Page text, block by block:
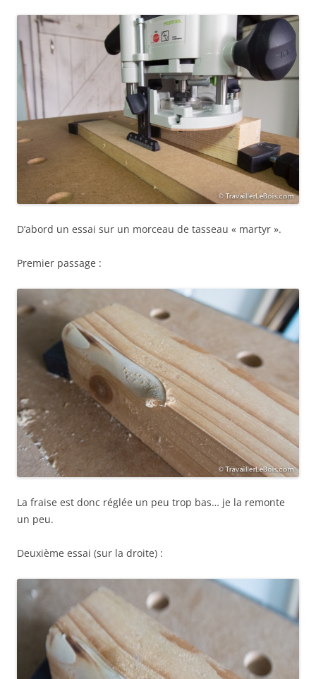
D’abord un essai sur un morceau de tasseau « martyr ».
Premier passage :
La fraise est donc réglée un peu trop bas… je la remonte
un peu.
Deuxième essai (sur la droite) :